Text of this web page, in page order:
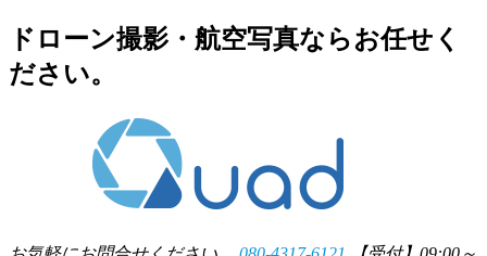
ドローン撮影・航空写真ならお任せく
ださい。